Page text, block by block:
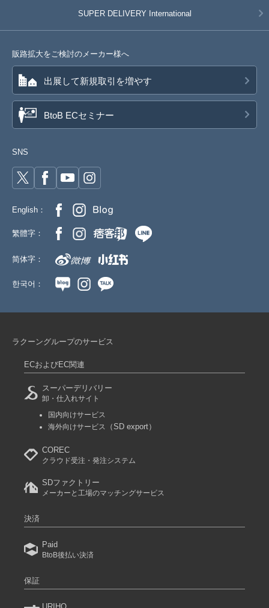
SUPER DELIVERY International
販路拡大をご検討のメーカー様へ
出展して新規取引を増やす
BtoB ECセミナー
SNS
English：
繁體字：
简体字：
한국어：
ラクーングループのサービス
ECおよびEC関連
スーパーデリバリー
卸・仕入れサイト
国内向けサービス
海外向けサービス
（SD export）
COREC
クラウド受注・発注システム
SDファクトリー
メーカーと工場のマッチングサービス
決済
Paid
BtoB後払い決済
保証